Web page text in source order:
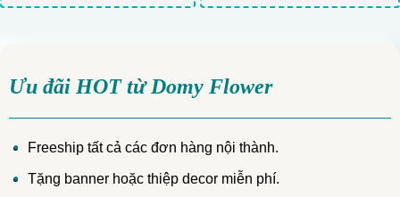
Ưu đãi HOT từ Domy Flower
Freeship tất cả các đơn hàng nội thành.
Tặng banner hoặc thiệp decor miễn phí.